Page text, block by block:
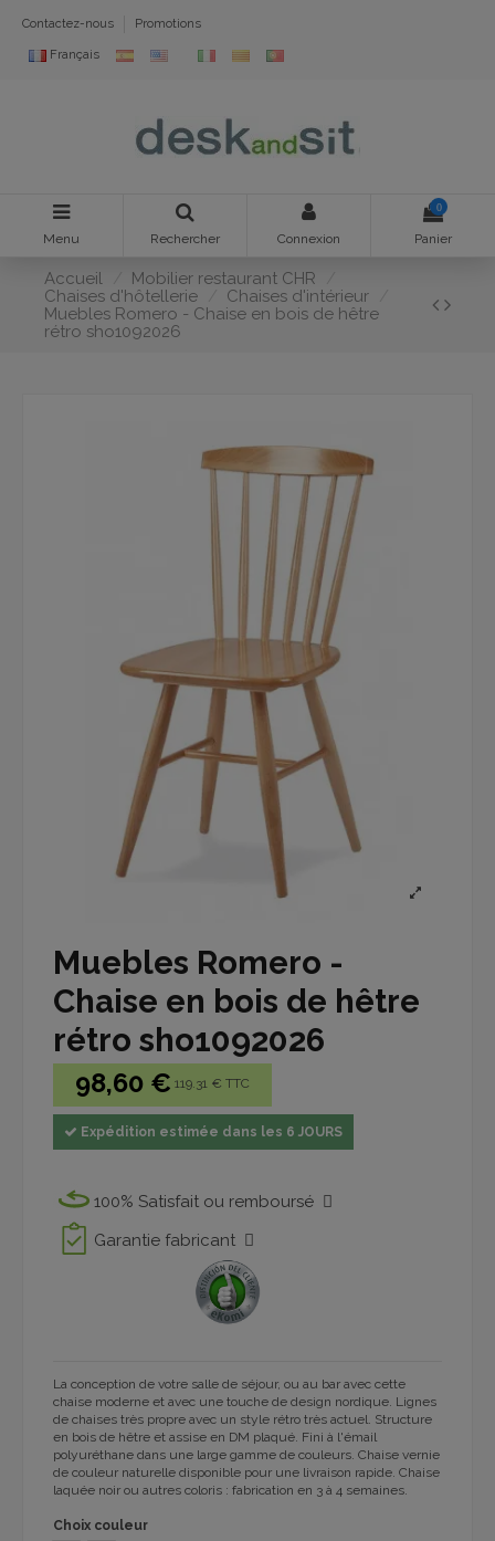
Contactez-nous Promotions
Français
Menu Rechercher Connexion
0
Panier
Accueil
Mobilier restaurant CHR
Chaises d'hôtellerie
Chaises d'intérieur
Muebles Romero - Chaise en bois de hêtre
rétro sho1092026
Muebles Romero -
Chaise en bois de hêtre
rétro sho1092026
98,60 € 119.31 € TTC
Expédition estimée dans les 6 JOURS
100% Satisfait ou remboursé
Garantie fabricant
La conception de votre salle de séjour, ou au bar avec cette
chaise moderne et avec une touche de design nordique. Lignes
de chaises très propre avec un style rétro très actuel. Structure
en bois de hêtre et assise en DM plaqué. Fini à l'émail
polyuréthane dans une large gamme de couleurs. Chaise vernie
de couleur naturelle disponible pour une livraison rapide. Chaise
laquée noir ou autres coloris : fabrication en 3 à 4 semaines.
Choix couleur